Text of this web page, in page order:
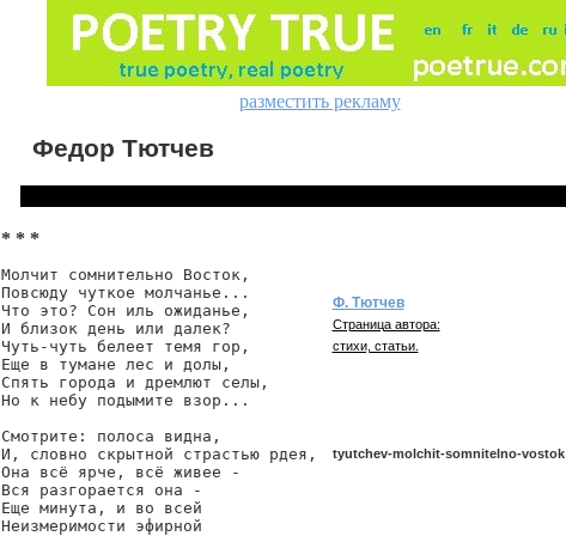
разместить рекламу
Федор Тютчев
* * *
Молчит сомнительно Восток,
Повсюду чуткое молчанье...
Что это? Сон иль ожиданье,
И близок день или далек?
Чуть-чуть белеет темя гор,
Еще в тумане лес и долы,
Спять города и дремлют селы,
Но к небу подымите взор...
Смотрите: полоса видна,
И, словно скрытной страстью рдея,
Она всё ярче, всё живее -
Вся разгорается она -
Еще минута, и во всей
Неизмеримости эфирной
Ф. Тютчев
Страница автора:
стихи, статьи.
tyutchev-molchit-somnitelno-vostok